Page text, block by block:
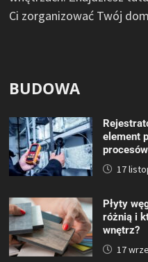
Ci zorganizować Twój
BUDOWA
element
17
Płyty
różnią i
wnętrz?
17